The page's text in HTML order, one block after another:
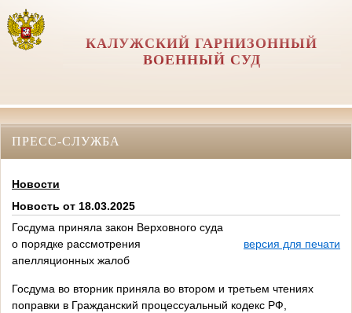
КАЛУЖСКИЙ ГАРНИЗОННЫЙ
ВОЕННЫЙ СУД
ПРЕСС-СЛУЖБА
Новости
Новость от 18.03.2025
Госдума приняла закон Верховного суда
о порядке рассмотрения
апелляционных жалоб
версия для печати
Госдума во вторник приняла во втором и третьем чтениях
поправки в Гражданский процессуальный кодекс РФ,